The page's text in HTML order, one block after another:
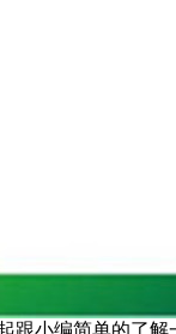
小编简单的了解